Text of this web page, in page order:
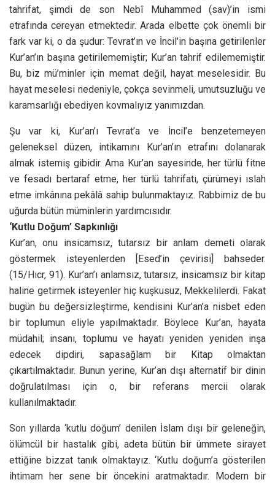
tahrifat, şimdi de son Nebî Muhammed (sav)’in ismi
etrafında cereyan etmektedir. Arada elbette çok önemli bir
fark var ki, o da şudur: Tevrat’ın ve İncil’in başına getirilenler
Kur’an’ın başına getirilememiştir; Kur’an tahrif edilememiştir.
Bu, biz mü’minler için memat değil, hayat meselesidir. Bu
hayat meselesi nedeniyle, çokça sevinmeli, umutsuzluğu ve
karamsarlığı ebediyen kovmalıyız yanımızdan.
Şu var ki, Kur’an’ı Tevrat’a ve İncil’e benzetemeyen
geleneksel düzen, intikamını Kur’an’ın etrafını dolanarak
almak istemiş gibidir. Ama Kur’an sayesinde, her türlü fitne
ve fesadı bertaraf etme, her türlü tahrifatı, çürümeyi ıslah
etme imkânına pekâlâ sahip bulunmaktayız. Rabbimiz de bu
uğurda bütün müminlerin yardımcısıdır.
‘Kutlu Doğum’ Sapkınlığı
Kur’an, onu insicamsız, tutarsız bir anlam demeti olarak
göstermek isteyenlerden [Esed’in çevirisi] bahseder.
(15/Hıcr, 91). Kur’an’ı anlamsız, tutarsız, insicamsız bir kitap
haline getirmek isteyenler hiç kuşkusuz, Mekkelilerdi. Fakat
bugün bu değersizleştirme, kendisini Kur’an’a nisbet eden
bir toplumun eliyle yapılmaktadır. Böylece Kur’an, hayata
müdahil; insanı, toplumu ve hayatı yeniden yeniden inşa
edecek dipdiri, sapasağlam bir Kitap olmaktan
çıkartılmaktadır. Bunun yerine, Kur’an dışı alternatif bir dinin
doğrulatılması için o, bir referans mercii olarak
kullanılmaktadır.
Son yıllarda ‘kutlu doğum’ denilen İslam dışı bir geleneğin,
ölümcül bir hastalık gibi, adeta bütün bir ümmete sirayet
ettiğine bizzat tanık olmaktayız. ‘Kutlu doğum’a gösterilen
ihtimam her sene bir öncekini aratmaktadır. Modern bir